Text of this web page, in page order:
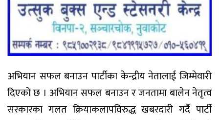
अभियान सफल बनाउन पार्टीका केन्द्रीय नेतालाई जिम्मेवारी
दिएको छ । अभियान सफल बनाउन र जनतामा बालेन नेतृत्व
सरकारका गलत क्रियाकलापविरुद्ध खबरदारी गर्दै पार्टी